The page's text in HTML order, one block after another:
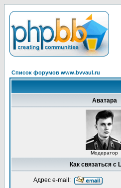
Список форумов www.bvvaul.ru
Аватара
Модератор
Как связаться с
Адрес e-mail: